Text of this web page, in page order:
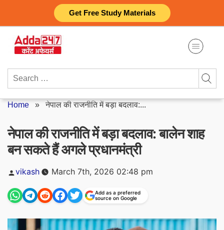
Get Free Study Materials
content
Search
Home »नेपाल की राजनीति में बड़ा बदलाव:...
नेपाल की राजनीति में बड़ा बदलाव: बालेन शाह
बन सकते हैं अगले प्रधानमंत्री
Posted
vikash March 7th, 2026 02:48 pm
Add as a preferred
source on Google